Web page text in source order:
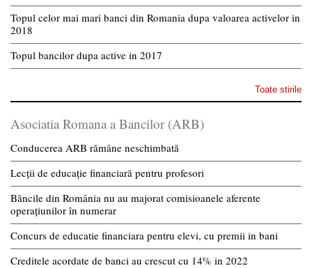
Topul celor mai mari banci din Romania dupa valoarea activelor in
2018
Topul bancilor dupa active in 2017
Toate stirile
Asociatia Romana a Bancilor (ARB)
Conducerea ARB rămâne neschimbată
Lecții de educație financiară pentru profesori
Băncile din România nu au majorat comisioanele aferente
operațiunilor în numerar
Concurs de educatie financiara pentru elevi, cu premii in bani
Creditele acordate de banci au crescut cu 14% in 2022